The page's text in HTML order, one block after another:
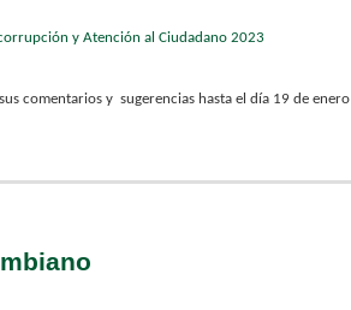
y Atención al Ciudadano 2023
comentarios y sugerencias hasta el día 19 de